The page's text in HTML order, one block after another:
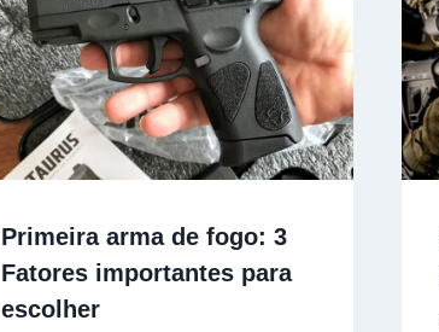
Primeira arma de fogo: 3
Fatores importantes para
escolher